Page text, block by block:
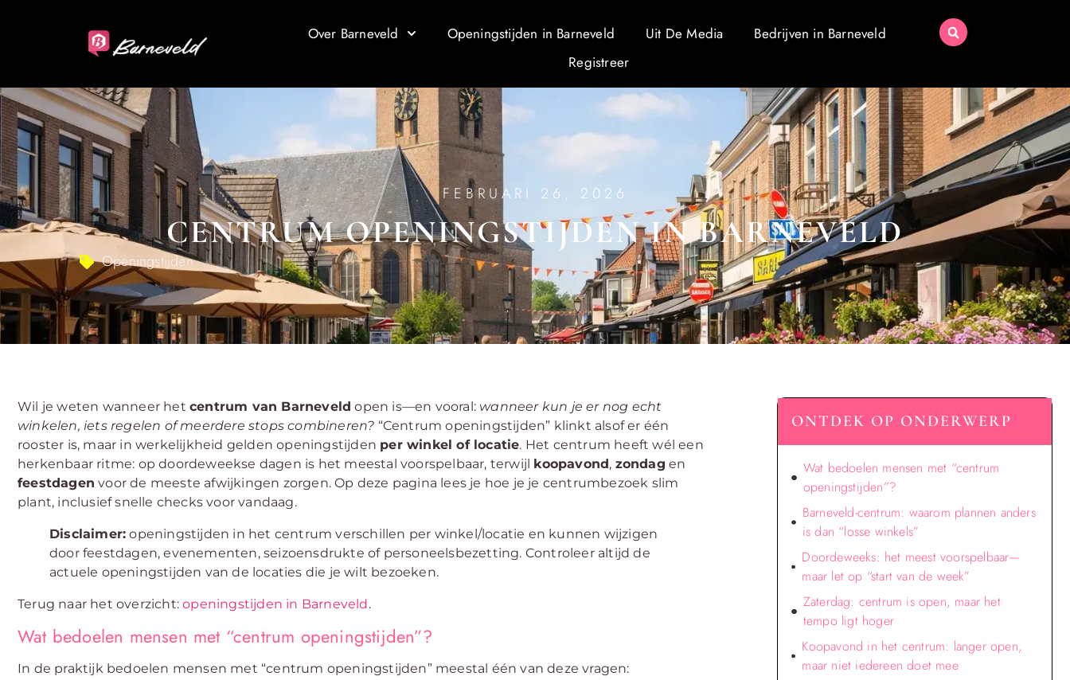
Over Barneveld Openingstijden in Barneveld Uit De Media
Bedrijven in Barneveld
Registreer
FEBRUARI 26, 2026
CENTRUM OPENINGSTIJDEN IN BARNEVELD
Openingstijden
Wil je weten wanneer het centrum van Barneveld open is—en vooral: wanneer kun je er nog echt
winkelen, iets regelen of meerdere stops combineren? “Centrum openingstijden” klinkt alsof er één
rooster is, maar in werkelijkheid gelden openingstijden per winkel of locatie. Het centrum heeft wél een
herkenbaar ritme: op doordeweekse dagen is het meestal voorspelbaar, terwijl koopavond, zondag en
feestdagen voor de meeste afwijkingen zorgen. Op deze pagina lees je hoe je je centrumbezoek slim
plant, inclusief snelle checks voor vandaag.
Disclaimer: openingstijden in het centrum verschillen per winkel/locatie en kunnen wijzigen
door feestdagen, evenementen, seizoensdrukte of personeelsbezetting. Controleer altijd de
actuele openingstijden van de locaties die je wilt bezoeken.
Terug naar het overzicht:openingstijden in Barneveld .
Wat bedoelen mensen met “centrum openingstijden”?
In de praktijk bedoelen mensen met “centrum openingstijden” meestal één van deze vragen:
ONTDEK OP ONDERWERP
Wat bedoelen mensen met “centrum
openingstijden”?
Barneveld-centrum: waarom plannen anders
is dan “losse winkels”
Doordeweeks: het meest voorspelbaar—
maar let op “start van de week”
Zaterdag: centrum is open, maar het
tempo ligt hoger
Koopavond in het centrum: langer open,
maar niet iedereen doet mee